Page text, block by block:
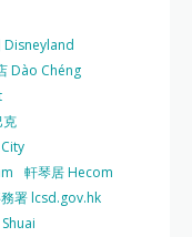
Disneyland
Dào Chéng
克
軒琴居 Hecom
署 lcsd.gov.hk